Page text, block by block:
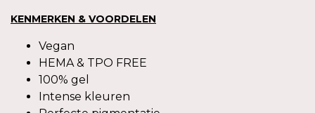
KENMERKEN & VOORDELEN
Vegan
HEMA & TPO FREE
100% gel
Intense kleuren